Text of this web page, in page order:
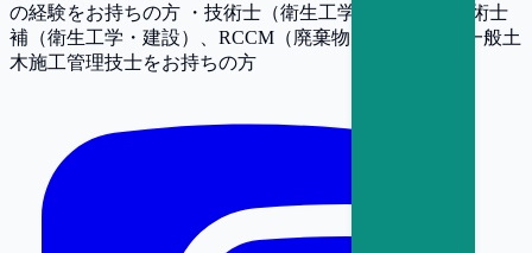
の経験をお持ちの方 ・技術士（衛生工学・建設）、技術士
補（衛生工学・建設）、RCCM（廃棄物・道路等）、一般土
木施工管理技士をお持ちの方